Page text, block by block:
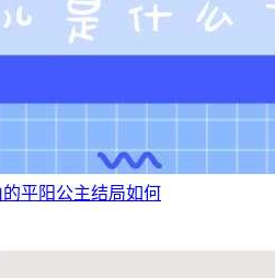
平阳公主结局如何